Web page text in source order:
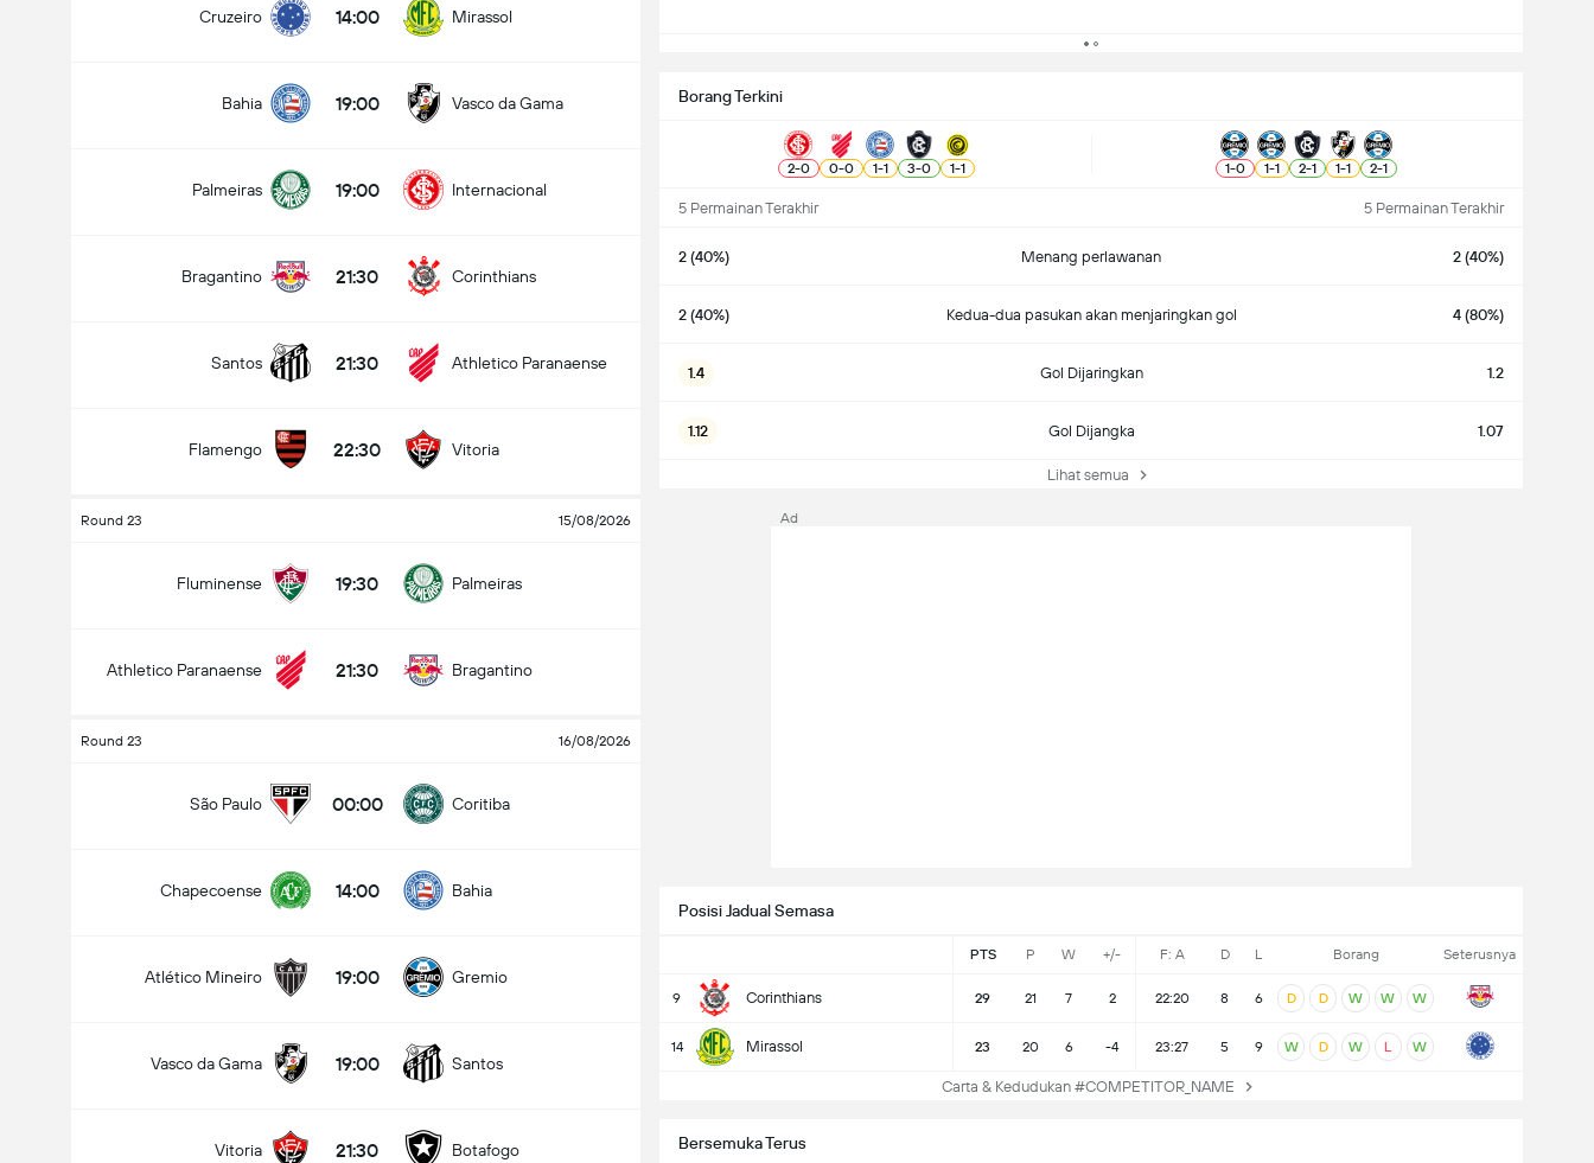
Cruzeiro 14:00 Mirassol
Bahia 19:00 Vasco da Gama
Palmeiras 19:00 Internacional
Bragantino 21:30 Corinthians
Santos 21:30 Athletico Paranaense
Flamengo 22:30 Vitoria
Round 23 15/08/2026
Fluminense 19:30 Palmeiras
Athletico Paranaense 21:30 Bragantino
Round 23 16/08/2026
São Paulo 00:00 Coritiba
Chapecoense 14:00 Bahia
Atlético Mineiro 19:00 Gremio
Vasco da Gama 19:00 Santos
Vitoria 21:30 Botafogo
Borang Terkini
2-0 0-0 1-1 3-0 1-1 1-0 1-1 2-1 1-1 2-1
5 Permainan Terakhir 5 Permainan Terakhir
2 (40%) Menang perlawanan 2 (40%)
2 (40%) Kedua-dua pasukan akan menjaringkan gol 4 (80%)
1.4 Gol Dijaringkan 1.2
1.12 Gol Dijangka 1.07
Lihat semua
Posisi Jadual Semasa
PTS P W +/- F: A D L Borang Seterusnya
9 Corinthians 29 21 7 2 22:20 8 6 D D W W W
14 Mirassol 23 20 6 -4 23:27 5 9 W D W L W
Carta & Kedudukan #COMPETITOR_NAME
Bersemuka Terus
Ad